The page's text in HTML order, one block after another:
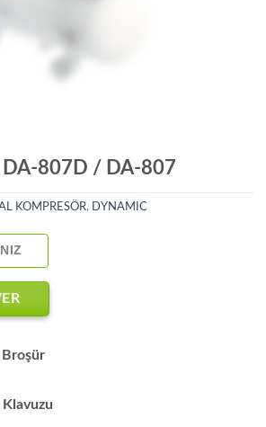
DA-807D / DA-807
KOMPRESÖR, DYNAMIC
Klavuzu